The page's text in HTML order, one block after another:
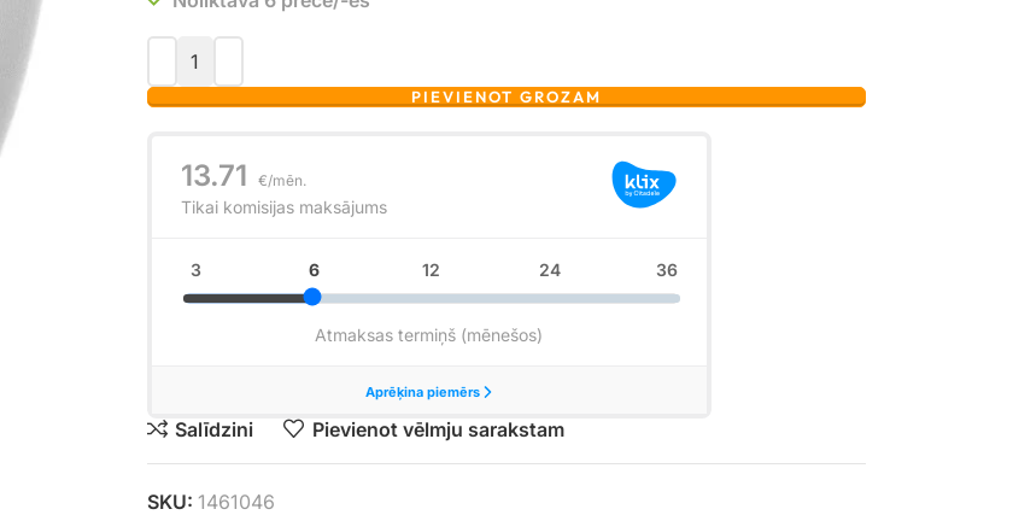
PIEVIENOT GROZAM
Salīdzini Pievienot vēlmju sarakstam
SKU: 1461046